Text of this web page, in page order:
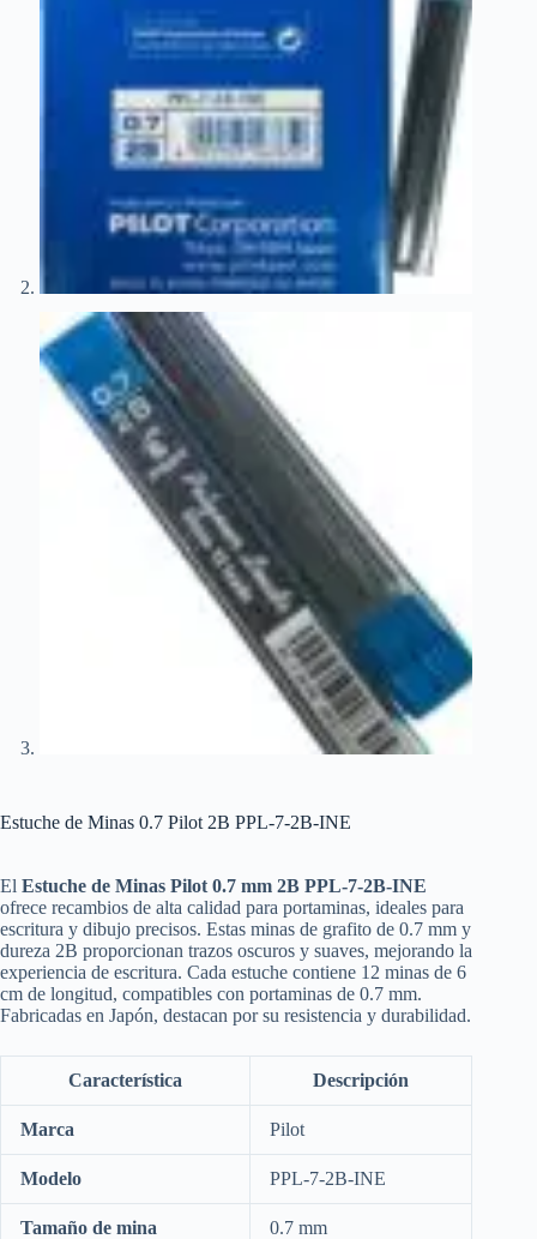
Estuche de Minas 0.7 Pilot 2B PPL-7-2B-INE
El Estuche de Minas Pilot 0.7 mm 2B PPL-7-2B-INE
ofrece recambios de alta calidad para portaminas, ideales para
escritura y dibujo precisos. Estas minas de grafito de 0.7 mm y
dureza 2B proporcionan trazos oscuros y suaves, mejorando la
experiencia de escritura. Cada estuche contiene 12 minas de 6
cm de longitud, compatibles con portaminas de 0.7 mm.
Fabricadas en Japón, destacan por su resistencia y durabilidad.
Característica Descripción
Marca Pilot
Modelo PPL-7-2B-INE
Tamaño de mina 0.7 mm